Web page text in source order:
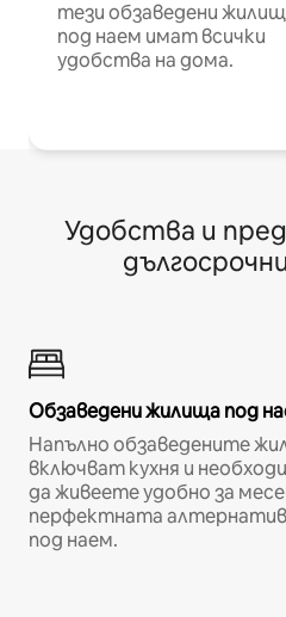
тези обзаведени
под наем имат всички
удобства на дома.
Удобства и
Обзаведени жилища под
Напълно обзаведените
включват кухня и
да живеете удобно за
перфектната
под наем.